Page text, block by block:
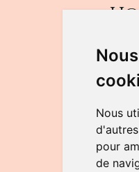
Nous
pour
de
DU
de 9h à